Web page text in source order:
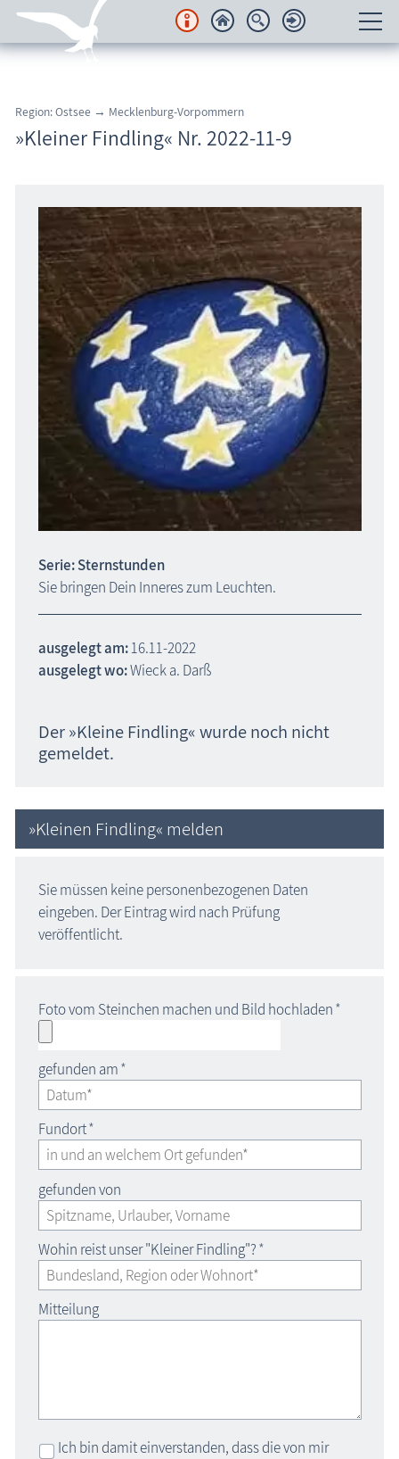
Regionales
Karten
Freizeit
Wissenswertes
Veranstaltungen
Blog
Region: Ostsee → Mecklenburg-Vorpommern
»Kleiner Findling« Nr. 2022-11-9
Serie: Sternstunden
Sie bringen Dein Inneres zum Leuchten.
ausgelegt am:16.11-2022
ausgelegt wo:Wieck a. Darß
Der »Kleine Findling« wurde noch nicht
gemeldet.
»Kleinen Findling« melden
Sie müssen keine personenbezogenen Daten
eingeben. Der Eintrag wird nach Prüfung
veröffentlicht.
Foto vom Steinchen machen und Bild hochladen*
gefunden am*
Fundort*
gefunden von
Wohin reist unser "Kleiner Findling"?*
Mitteilung
Ich bin damit einverstanden, dass die von mir